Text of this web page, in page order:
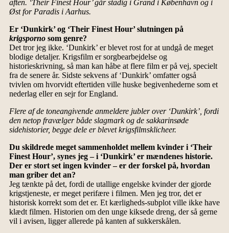
aften. ‘Their Finest Hour’ går stadig i Grand i København og i
Øst for Paradis i Aarhus.
Er ‘Dunkirk’ og ‘Their Finest Hour’ slutningen på
krigspornosom genre?
Det tror jeg ikke. ‘Dunkirk’ er blevet rost for at undgå de meget
blodige detaljer. Krigsfilm er sorgbearbejdelse og
historieskrivning, så man kan håbe at flere film er på vej, specielt
fra de senere år. Sidste sekvens af ‘Dunkirk’ omfatter også
tvivlen om hvorvidt eftertiden ville huske begivenhederne som et
nederlag eller en sejr for England.
Flere af de toneangivende anmeldere jubler over ‘Dunkirk’, fordi
den netop fravælger både slagmark og de sakkarinsøde
sidehistorier, begge dele er blevet krigsfilmsklicheer.
Du skildrede meget sammenholdet mellem kvinder i ‘Their
Finest Hour’, synes jeg – i ‘Dunkirk’ er mændenes historie.
Der er stort set ingen kvinder – er der forskel på, hvordan
man griber det an?
Jeg tænkte på det, fordi de utallige engelske kvinder der gjorde
krigstjeneste, er meget perifære i filmen. Men jeg tror, det er
historisk korrekt som det er. Et kærligheds-subplot ville ikke have
klædt filmen. Historien om den unge kiksede dreng, der så gerne
vil i avisen, ligger allerede på kanten af sukkerskålen.